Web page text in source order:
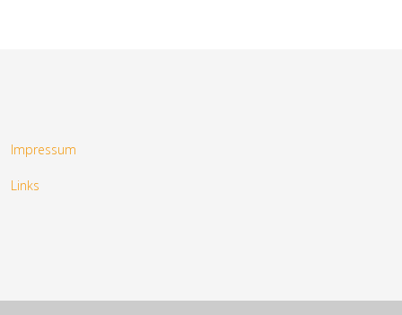
Impressum
Links